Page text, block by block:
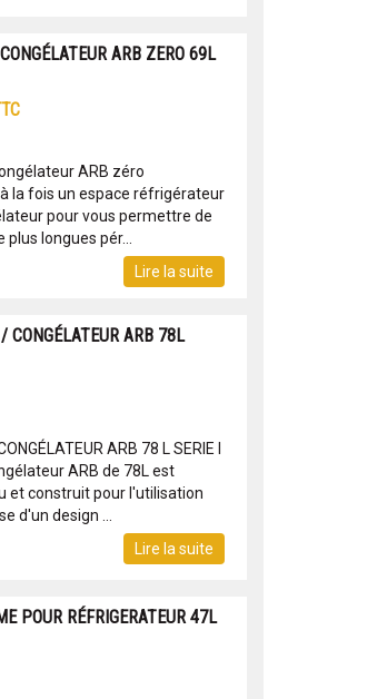
ARB ZERO 69L
ARB zéro
la fois un espace réfrigérateur
pour vous permettre de
longues pér...
Lire la suite
CONGÉLATEUR ARB 78L
ARB 78 L SERIE I
ARB de 78L est
et construit pour l'utilisation
d'un design ...
Lire la suite
POUR RÉFRIGERATEUR 47L